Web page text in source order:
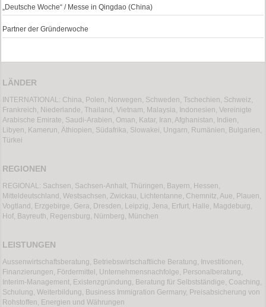
„Deutsche Woche“ / Messe in Qingdao (China)
Partner der Gründerwoche
LÄNDER
INTERNATIONAL: China, Polen, Norwegen, Schweden, Tschechien, Schweiz,
Frankreich, Niederlande, Thailand, Vietnam, Malaysia, Indonesien, Vereinigte
Arabische Emirate, Saudi-Arabien, Oman, Katar, Iran, Afghanistan, Indien,
Libyen, Kamerun, Äthiopien, Südafrika, Slowakei, Ungarn, Rumänien, Bulgarien,
Türkei
REGIONEN
REGIONAL: Sachsen, Sachsen-Anhalt, Thüringen, Bayern, Hessen,
Mitteldeutschland, Westsachsen, Zwickau, Lichtentanne, Chemnitz, Aue, Plauen,
Vogtland, Erzgebirge, Gera, Dresden, Leipzig, Jena, Erfurt, Halle, Magdeburg,
Hof, Bayreuth, Regensburg, Nürnberg, München
LEISTUNGEN
Aussenwirtschaftsberatung, Betriebswirtschaftliche Beratung, Investitionen,
Finanzierungen, Fördermittel, Unternehmensnachfolge, Personalberatung,
Interim-Management, Existenzgründung, Beratung für Selbstständige, Coaching,
Schulung, Weiterbildung, Business Immigration Germany, Preisabsicherung von
Rohstoffen, Energien und Währungen